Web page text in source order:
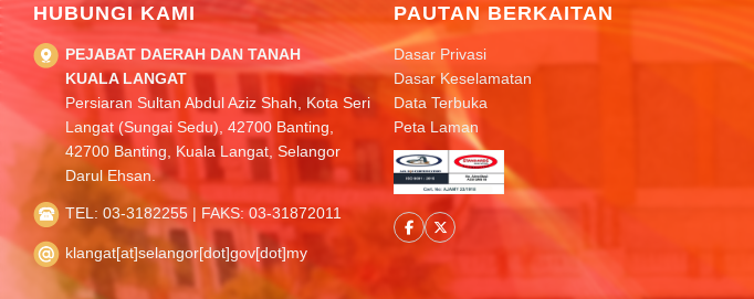
HUBUNGI KAMI
PEJABAT DAERAH DAN TANAH
KUALA LANGAT
Persiaran Sultan Abdul Aziz Shah, Kota Seri
Langat (Sungai Sedu), 42700 Banting,
42700 Banting, Kuala Langat, Selangor
Darul Ehsan.
TEL: 03-3182255 | FAKS: 03-31872011
klangat[at]selangor[dot]gov[dot]my
PAUTAN BERKAITAN
Dasar Privasi
Dasar Keselamatan
Data Terbuka
Peta Laman